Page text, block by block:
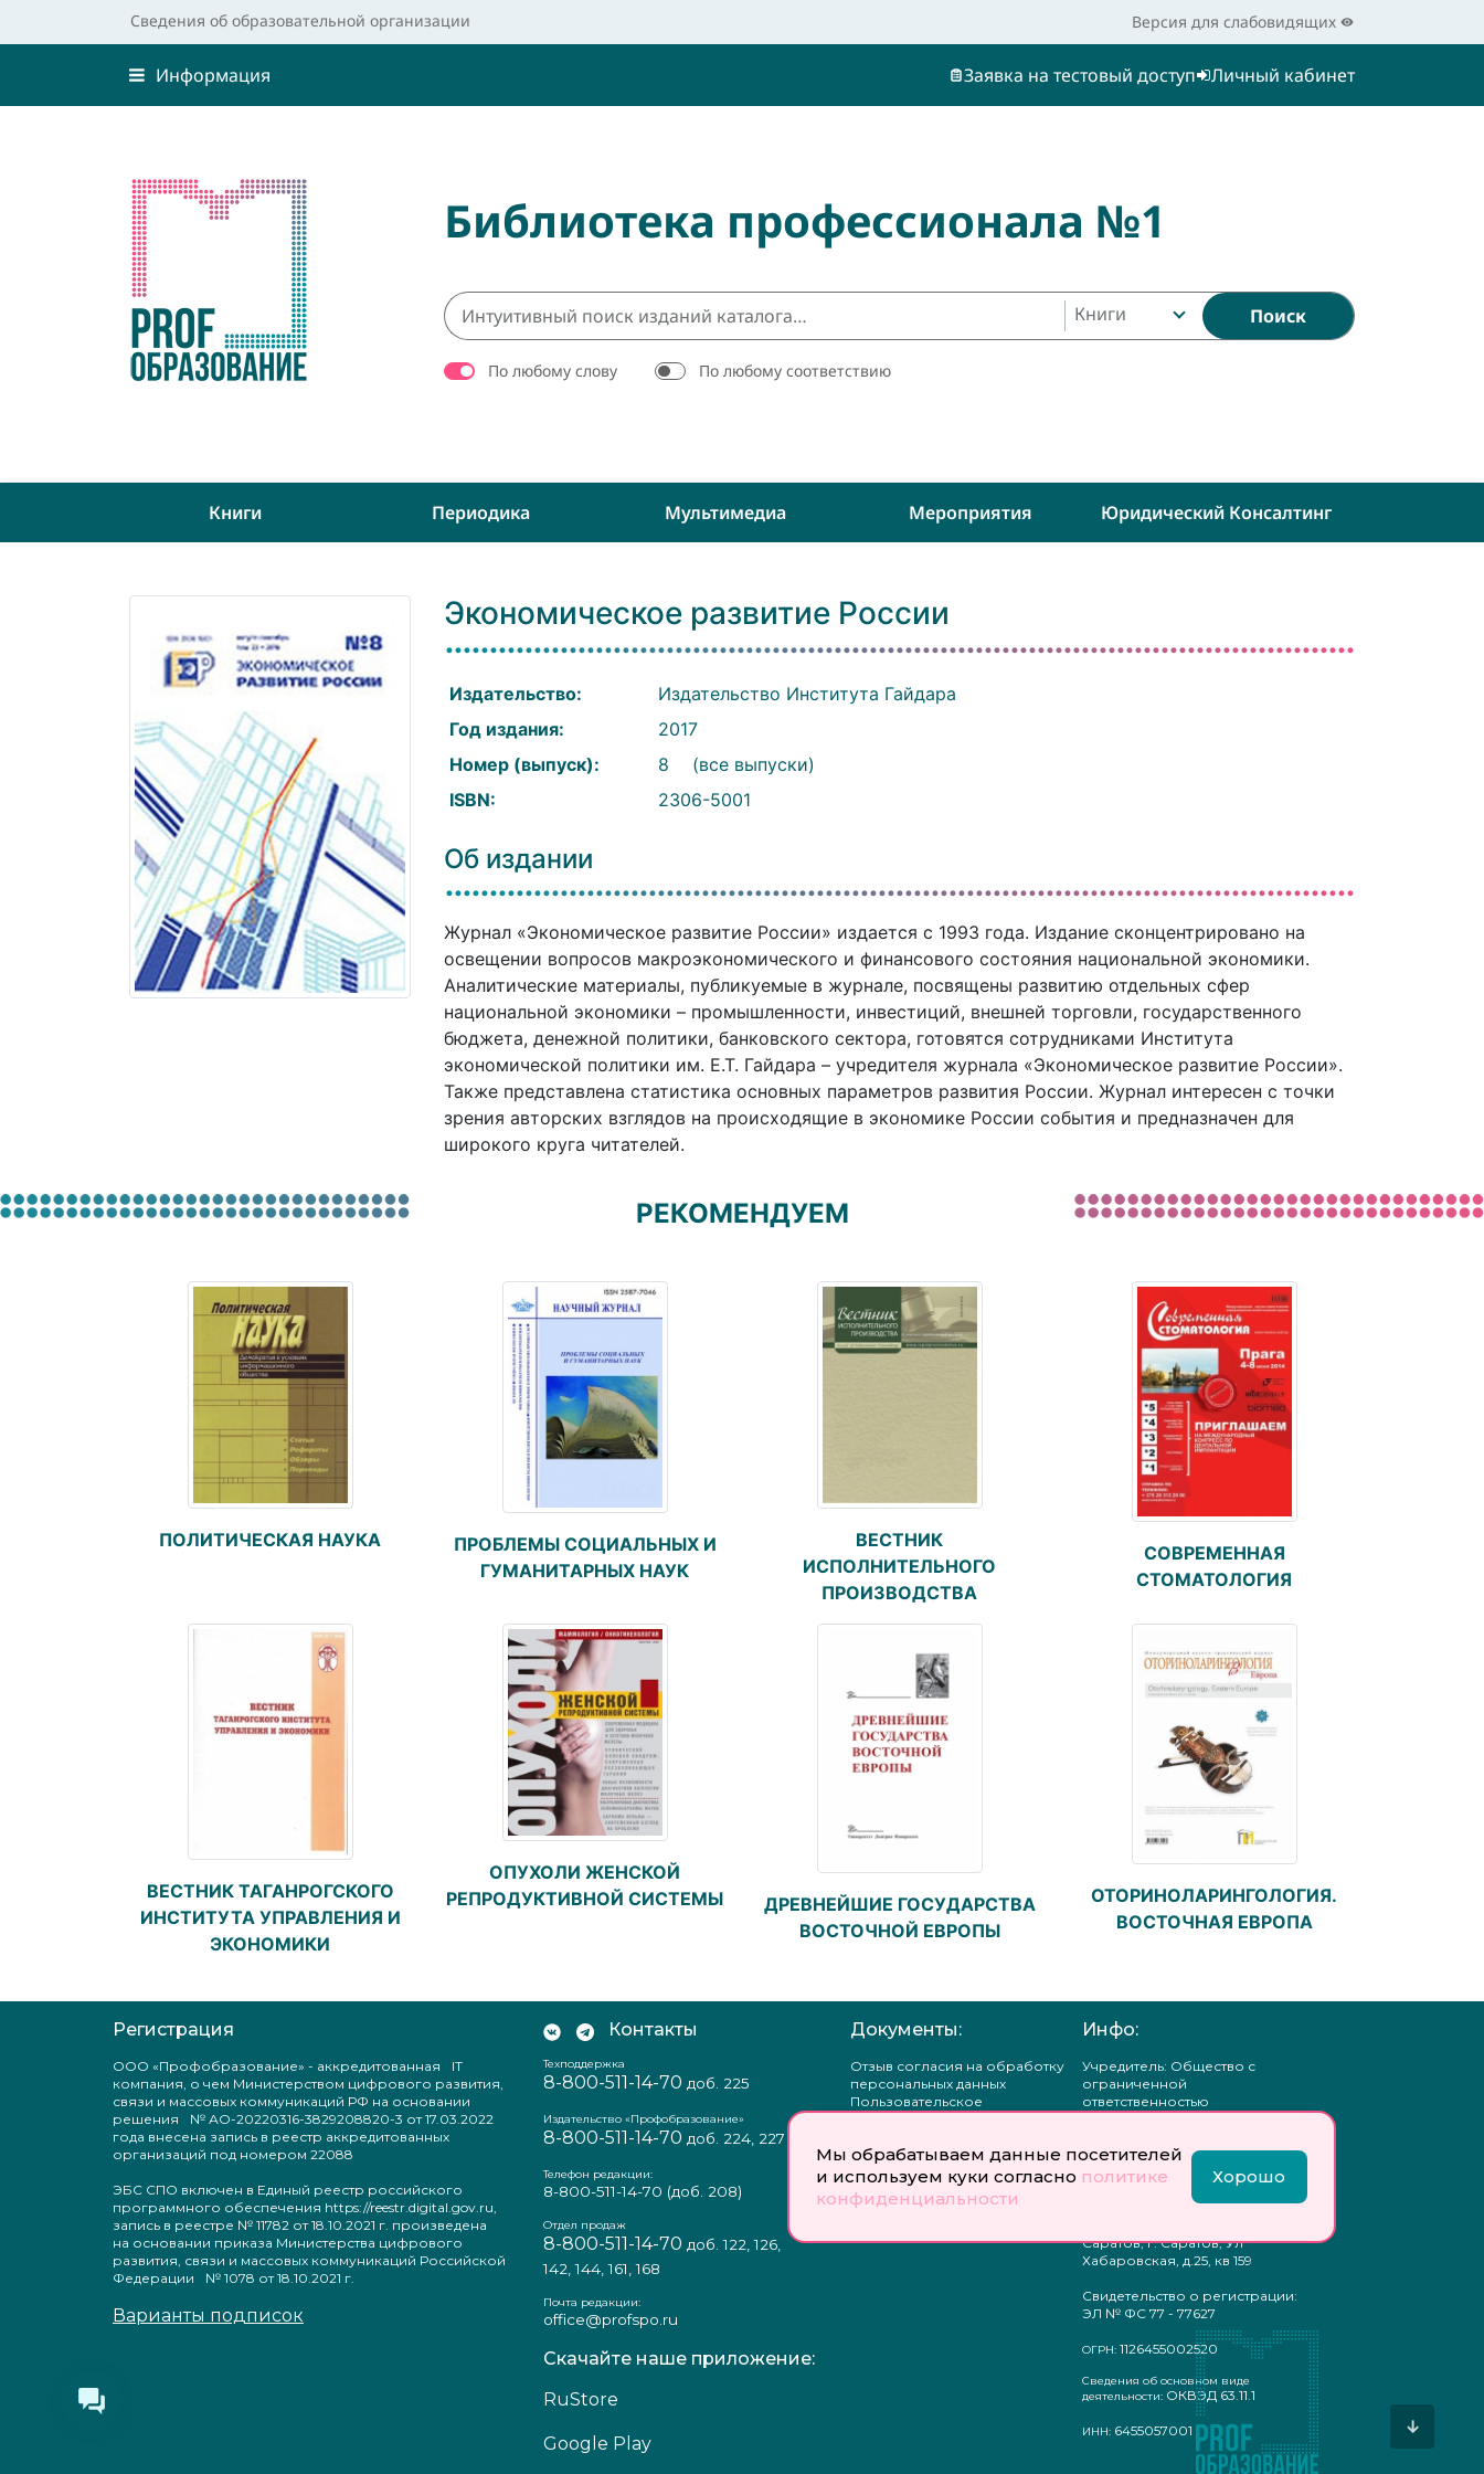
Мы обрабатываем данные посетителей
и используем куки согласно политике
конфиденциальности
Хорошо
Сведения об образовательной организации Версия для слабовидящих
Информация Заявка на тестовый доступ Личный кабинет
Библиотека профессионала №1
Книги Поиск
По любому слову По любому соответствию
Книги Периодика Мультимедиа Мероприятия Юридический Консалтинг
Экономическое развитие России
Издательство:
Издательство Института Гайдара
Год издания:
2017
Номер (выпуск):
8
(все выпуски)
ISBN:
2306-5001
Об издании
Журнал «Экономическое развитие России» издается с 1993 года. Издание сконцентрировано на
освещении вопросов макроэкономического и финансового состояния национальной экономики.
Аналитические материалы, публикуемые в журнале, посвящены развитию отдельных сфер
национальной экономики – промышленности, инвестиций, внешней торговли, государственного
бюджета, денежной политики, банковского сектора, готовятся сотрудниками Института
экономической политики им. Е.Т. Гайдара – учредителя журнала «Экономическое развитие России».
Также представлена статистика основных параметров развития России. Журнал интересен с точки
зрения авторских взглядов на происходящие в экономике России события и предназначен для
широкого круга читателей.
РЕКОМЕНДУЕМ
ПОЛИТИЧЕСКАЯ НАУКА
ПРОБЛЕМЫ СОЦИАЛЬНЫХ И
ГУМАНИТАРНЫХ НАУК
ВЕСТНИК
ИСПОЛНИТЕЛЬНОГО
ПРОИЗВОДСТВА
СОВРЕМЕННАЯ
СТОМАТОЛОГИЯ
ВЕСТНИК ТАГАНРОГСКОГО
ИНСТИТУТА УПРАВЛЕНИЯ И
ЭКОНОМИКИ
ОПУХОЛИ ЖЕНСКОЙ
РЕПРОДУКТИВНОЙ СИСТЕМЫ
ДРЕВНЕЙШИЕ ГОСУДАРСТВА
ВОСТОЧНОЙ ЕВРОПЫ
ОТОРИНОЛАРИНГОЛОГИЯ.
ВОСТОЧНАЯ ЕВРОПА
Регистрация
ООО «Профобразование» - аккредитованная IT
компания, о чем Министерством цифрового развития,
связи и массовых коммуникаций РФ на основании
решения № АО-20220316-3829208820-3 от 17.03.2022
года внесена запись в реестр аккредитованных
организаций под номером 22088
ЭБС СПО включен в Единый реестр российского
программного обеспечения https://reestr.digital.gov.ru,
запись в реестре № 11782 от 18.10.2021 г. произведена
на основании приказа Министерства цифрового
развития, связи и массовых коммуникаций Российской
Федерации № 1078 от 18.10.2021 г.
Варианты подписок
Контакты
Техподдержка
8-800-511-14-70 доб. 225
Издательство «Профобразование»
8-800-511-14-70 доб. 224, 227
Телефон редакции:
8-800-511-14-70 (доб. 208)
Отдел продаж
8-800-511-14-70 доб. 122, 126,
142, 144, 161, 168
Почта редакции:
office@profspo.ru
Скачайте наше приложение:
RuStore
Google Play
Документы:
Отзыв согласия на обработку
персональных данных
Пользовательское
конфиденциальности
Положение о защите
персональных данных
Согласие на обработку
Инфо:
Учредитель: Общество с
ограниченной
ответственностью
Главный редактор: Богатырева
Е. А.
Юр. адрес: 410033,
Саратов, г. Саратов, Ул
Хабаровская, д.25, кв 159
Свидетельство о регистрации:
ЭЛ № ФС 77 - 77627
ОГРН: 1126455002520
Сведения об основном виде
деятельности: ОКВЭД 63.11.1
ИНН: 6455057001 ↓